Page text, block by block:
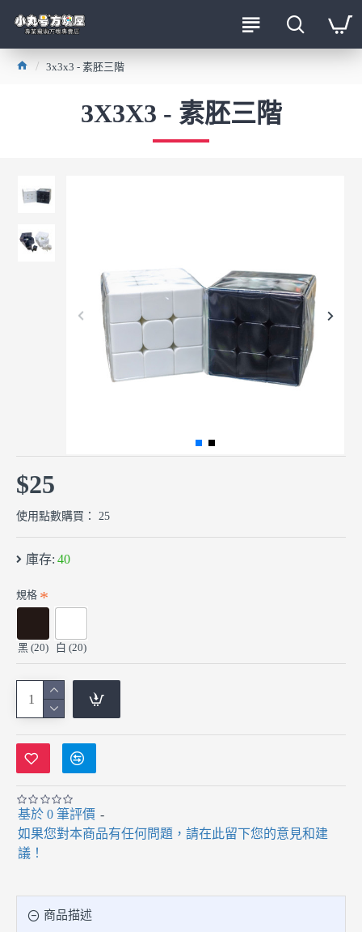
3x3x3 - 素胚三階
3X3X3 - 素胚三階
庫存: 40
基於 0 筆評價 -
如果您對本商品有任何問題，請在此留下您的意見和建
議！
$25
使用點數購買： 25
規格
黑 (20) 白 (20)
商品描述